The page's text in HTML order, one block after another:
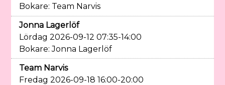
Bokare: Team Narvis
Jonna Lagerlöf
Lördag 2026-09-12 07:35-14:00
Bokare: Jonna Lagerlöf
Team Narvis
Fredag 2026-09-18 16:00-20:00